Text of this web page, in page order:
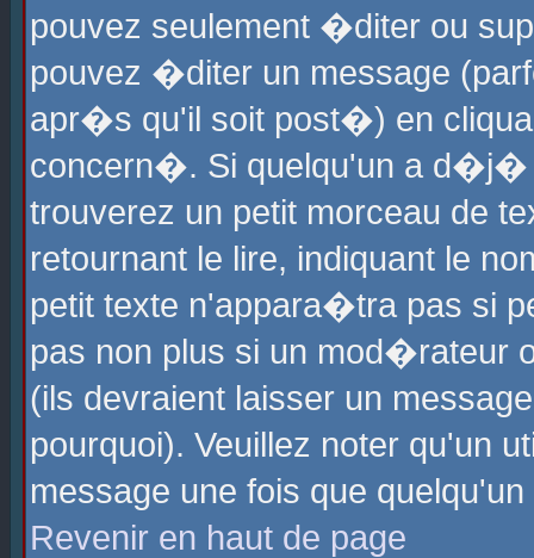
pouvez seulement �diter ou
pouvez �diter un message
apr�s qu'il soit post�) en
concern�. Si quelqu'un a
trouverez un petit morceau de
retournant le lire, indiquant le
petit texte n'appara�tra pas si
pas non plus si un mod�rateur
(ils devraient laisser un
pourquoi). Veuillez noter qu'un
message une fois que
Revenir en haut de page